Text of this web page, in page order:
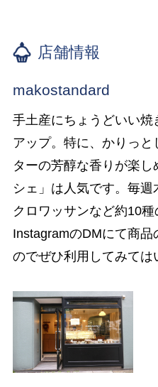
店舗情報
makostandard
手土産にちょうどいい
アップ。特に、かりっ
ターの芳醇な香りが楽
シェ」は人気です。毎週
クロワッサンなど約10種
InstagramのDMにて商
のでぜひ利用してみては